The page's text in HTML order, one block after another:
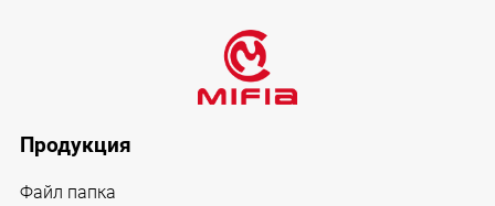
Продукция
Файл папка